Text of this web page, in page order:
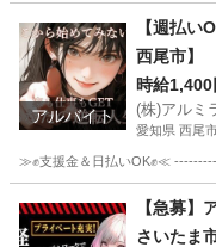
工場
アルバイト
【週払い
西尾市】
時給1,400
(株)アルミ
愛知県 西尾
≫✊支援金＆日払いOK✊≪
倉庫
【急募
さいたま